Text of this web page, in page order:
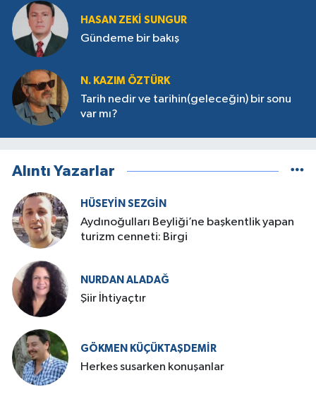
HASAN ZEKI SUNGUR
Gündeme bir bakış
N. KAZIM ÖZTÜRK
Tarih nedir ve tarihin(geleceğin) bir sonu
var mı?
Alıntı Yazarlar
HÜSEYIN SEZGIN
Aydınoğulları Beyliği’ne başkentlik yapan
turizm cenneti: Birgi
NURDAN ALADAĞ
Şiir İhtiyaçtır
GÖKMEN KÜÇÜKTAŞDEMIR
Herkes susarken konuşanlar